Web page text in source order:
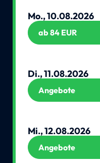
Mo., 10.08.2026
ab 84 EUR
Di., 11.08.2026
Angebote
Mi., 12.08.2026
Angebote